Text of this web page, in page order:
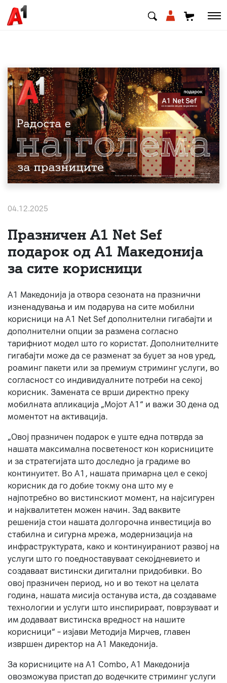
МК EN SQ
Приватни Деловни
Поддршка
Надополни кредит
За нас
#ПодобарОнлајн
04.12.2025
Празничен A1 Net Sеf
подарок од А1 Македонија
за сите корисници
А1 Македонија ја отвора сезоната на празнични
изненадувања и им подарува на сите мобилни
корисници на A1 Net Sef дополнителни гигабајти и
дополнителни опции за размена согласно
тарифниот модел што го користат. Дополнителните
гигабајти може да се разменат за буџет за нов уред,
роаминг пакети или за премиум стриминг услуги, во
согласност со индивидуалните потреби на секој
корисник. Замената се врши директно преку
мобилната апликација „Мојот А1“ и важи 30 дена од
моментот на активација.
„Овој празничен подарок е уште една потврда за
нашата максимална посветеност кон корисниците
и за стратегијата што доследно ја градиме во
континуитет. Во А1, нашата примарна цел е секој
корисник да го добие токму она што му е
најпотребно во вистинскиот момент, на најсигурен
и најквалитетен можен начин. Зад ваквите
решенија стои нашата долгорочна инвестиција во
стабилна и сигурна мрежа, модернизација на
инфраструктурата, како и континуираниот развој на
услуги што го поедноставуваат секојдневието и
создаваат вистински дигитални придобивки. Во
овој празничен период, но и во текот на целата
година, нашата мисија останува иста, да создаваме
технологии и услуги што инспирираат, поврзуваат и
им додаваат вистинска вредност на нашите
корисници“ – изјави Методија Мирчев, главен
извршен директор на А1 Македонија.
За корисниците на A1 Combo, А1 Македонија
овозможува пристап до водечките стриминг услуги